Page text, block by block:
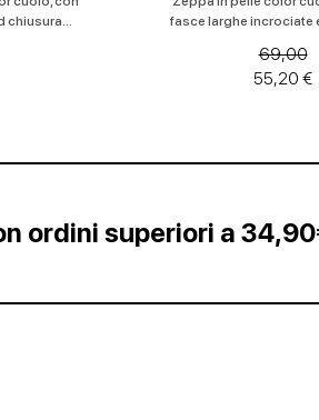
chiusura...
fasce larghe incrociate
69,00
55,20 €
ordini superiori a